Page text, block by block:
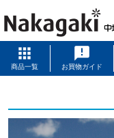
商品一覧 お買物ガイド